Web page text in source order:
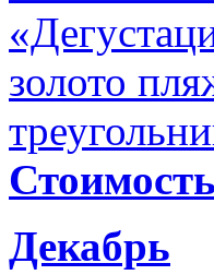
золото
Декабрь